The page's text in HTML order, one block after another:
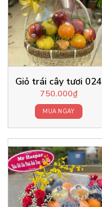
Giỏ trái cây tươi 024
750.000₫
MUA NGAY